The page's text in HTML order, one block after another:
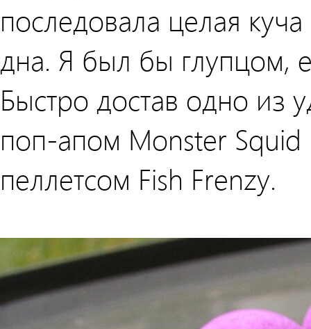
последовала целая
дна. Я был бы глупцом,
Быстро достав одно из
поп-апом Monster
пеллетсом Fish Frenzy.